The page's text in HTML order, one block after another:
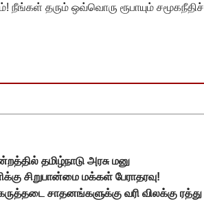
தரும் ஒவ்வொரு ரூபாயும் சமூகநீதிச்
தமிழ்நாடு அரசு மனு
சிறுபான்மை மக்கள் பேராதரவு!
சாதனங்களுக்கு வரி விலக்கு ரத்து